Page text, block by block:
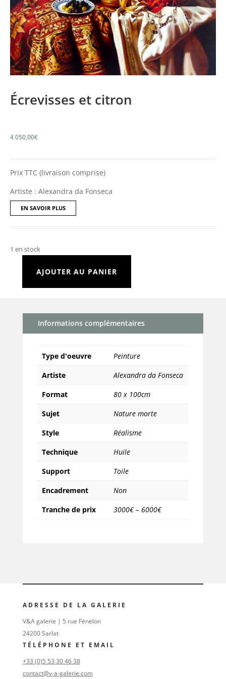
Écrevisses et citron
4 050,00€
Prix TTC (livraison comprise)
Artiste : Alexandra da Fonseca
EN SAVOIR PLUS
1 en stock
quantité
AJOUTER AU PANIER
Informations complémentaires
Type d'oeuvre
Peinture
Artiste
Alexandra da Fonseca
Format
80 x 100cm
Sujet
Nature morte
Style
Réalisme
Technique
Huile
Support
Toile
Encadrement
Non
Tranche de prix
3000€ – 6000€
ADRESSE DE LA GALERIE
V&A galerie | 5 rue Fénelon
24200 Sarlat
TÉLÉPHONE ET EMAIL
+33 (0)5 53 30 46 38
contact@v-a-galerie.com